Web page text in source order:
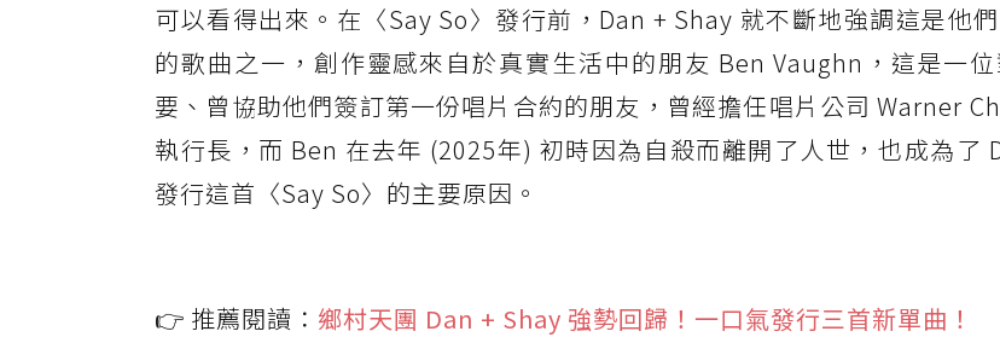
可以看得出來。在〈Say So〉發行前，Dan + Shay 就不斷地強調這是他
的歌曲之一，創作靈感來自於真實生活中的朋友 Ben Vaughn，這是一
要、曾協助他們簽訂第一份唱片合約的朋友，曾經擔任唱片公司 Warner
執行長，而 Ben 在去年 (2025年) 初時因為自殺而離開了人世，也成為了
發行這首〈Say So〉的主要原因。
👉 推薦閱讀： 鄉村天團 Dan + Shay 強勢回歸！一口氣發行三首新單曲！